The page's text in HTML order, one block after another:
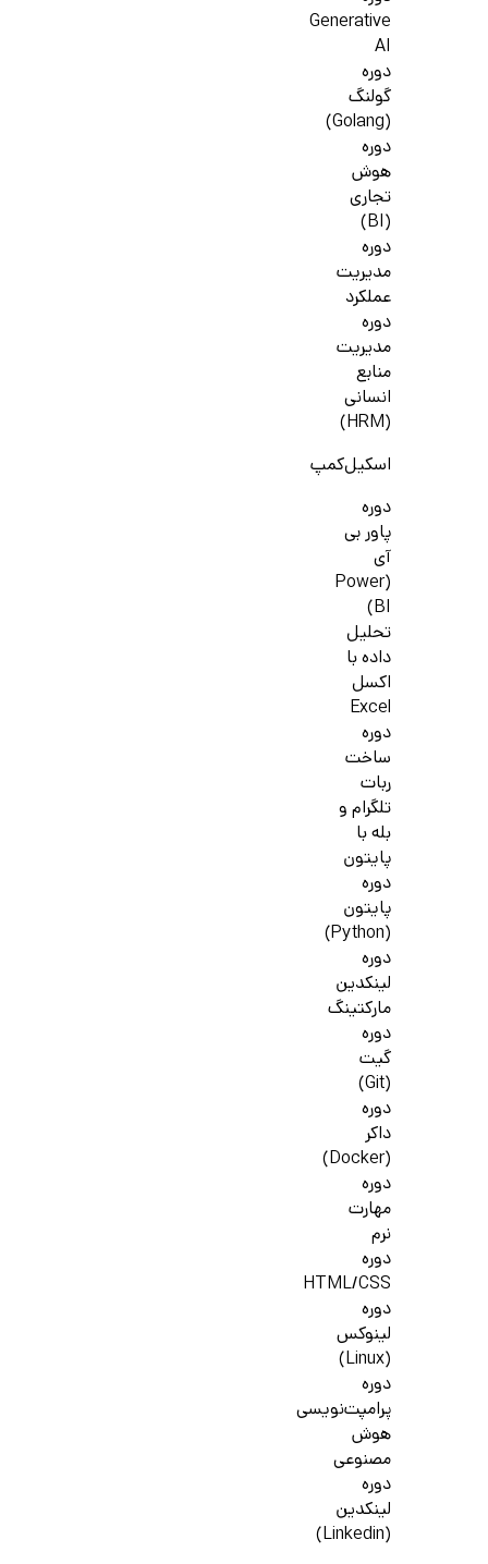
Generative
AI
دوره
گولنگ
(Golang)
دوره
هوش
تجاری
(BI)
دوره
مدیریت
عملکرد
دوره
مدیریت
منابع
انسانی
(HRM)
اسکیل‌کمپ
دوره
پاور بی
آی
(Power
BI)
تحلیل
داده با
اکسل
Excel
دوره
ساخت
ربات
تلگرام و
بله با
پایتون
دوره
پایتون
(Python)
دوره
لینکدین
مارکتینگ
دوره
گیت
(Git)
دوره
داکر
(Docker)
دوره
مهارت
نرم
دوره
HTML/CSS
دوره
لینوکس
(Linux)
دوره
پرامپت‌نویسی
هوش
مصنوعی
دوره
لینکدین
(Linkedin)